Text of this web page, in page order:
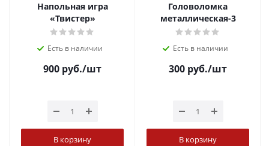
Напольная игра
«Твистер»
Есть в наличии
900 руб./шт
В корзину
Головоломка
металлическая-3
Есть в наличии
300 руб./шт
В корзину